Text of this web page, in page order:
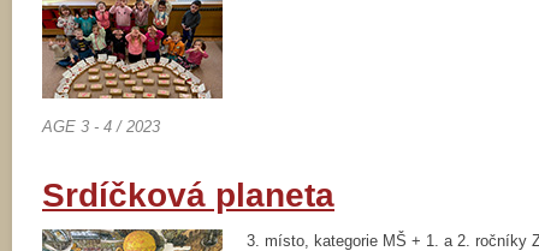
AGE 3 - 4 / 2023
Srdíčková planeta
3. místo, kategorie MŠ + 1. a 2. ročníky